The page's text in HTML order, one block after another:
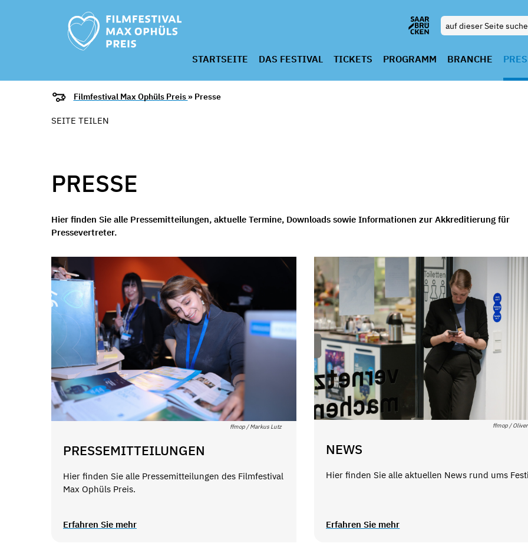
STARTSEITE DAS FESTIVAL TICKETS PROGRAMM BRANCHE
Filmfestival Max Ophüls Preis » Presse
SEITE TEILEN
PRESSE
Hier finden Sie alle Pressemitteilungen, aktuelle Termine, Downloads sowie Informationen zur Akkreditierung für
Pressevertreter.
ffmop / Markus Lutz
PRESSEMITTEILUNGEN
Hier finden Sie alle Pressemitteilungen des Filmfestival
Max Ophüls Preis.
Erfahren Sie mehr
ffmop /
NEWS
Hier finden Sie alle aktuellen News rund ums
Erfahren Sie mehr